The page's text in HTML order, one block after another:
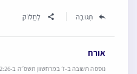
תְגוּבָה לַחֲלוֹק
אורח
נוספה תשובה ב-ז׳ במרחשוון תשפ״ה ב-12:26 am